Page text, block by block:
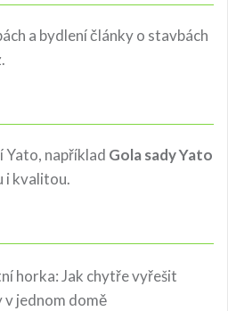
a bydleníčlánky o stavbách
Yato, například Gola sady Yato
i kvalitou.
horka: Jak chytře vyřešit
jednom domě